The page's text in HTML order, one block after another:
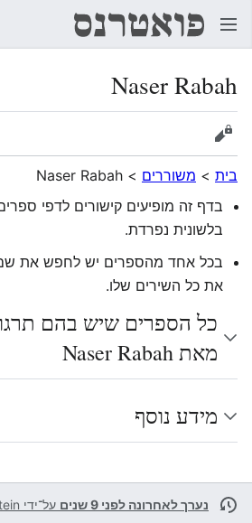
Naser Rabah
הצגת מקור
בית > משוררים >
Naser Rabah
בדף זה מופיעים קישורים לדפי
בלשונית נפרדת.
בכל אחד מהספרים יש לחפש את
את כל השירים שלו.
כל הספרים שיש בהם
מאת Naser Rabah
מידע נוסף
נערך לאחרונה לפני 9 שנים על־ידי